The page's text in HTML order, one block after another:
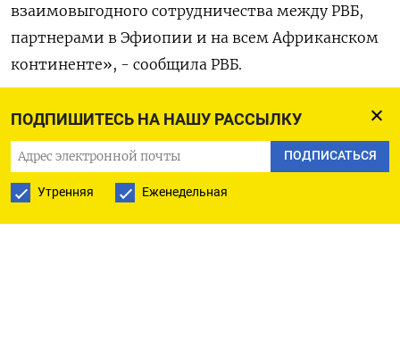
ПОДПИШИТЕСЬ НА НАШУ РАССЫЛКУ
ПОДПИСАТЬСЯ
Утренняя Еженедельная
взаимовыгодного сотрудничества между РВБ,
партнерами в Эфиопии и на всем Африканском
континенте», - сообщила РВБ.
РВБ была образована в результате слияния
одного из крупнейших российских онлайн-
ритейлеров Wildberries и оператора наружной
рекламы Russ.